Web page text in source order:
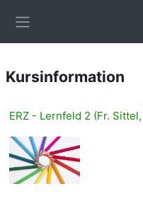
Kursinformation
ERZ - Lernfeld 2 (Fr.